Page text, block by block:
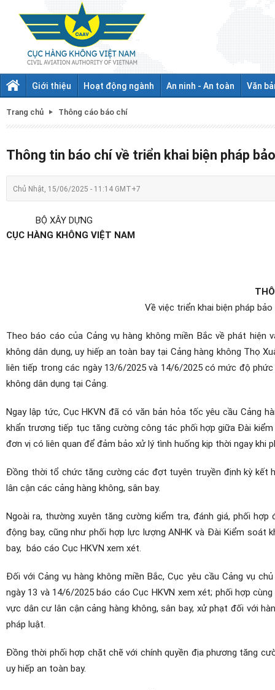
Giới thiệu Hoạt động ngành An ninh - An toàn Văn
Trang chủ Thông cáo báo chí
Thông tin báo chí về triển khai biện pháp
Chủ Nhật, 15/06/2025 - 11:14 GMT+7
BỘ XÂY DỰNG
CỤC HÀNG KHÔNG VIỆT NAM
Về việc triển khai biện pháp
Theo báo cáo của Cảng vụ hàng không miền Bắc về phát
không dân dụng, uy hiếp an toàn bay tại Cảng hàng không Thọ
liên tiếp trong các ngày 13/6/2025 và 14/6/2025 có mức độ
không dân dụng tại Cảng.
Ngay lập tức, Cục HKVN đã có văn bản hỏa tốc yêu cầu Cảng
khẩn trương tiếp tục tăng cường công tác phối hợp giữa Đài
đơn vị có liên quan để đảm bảo xử lý tình huống kịp thời ngay khi
Đồng thời tổ chức tăng cường các đợt tuyên truyền định kỳ kết
lân cận các cảng hàng không, sân bay.
Ngoài ra, thường xuyên tăng cường kiểm tra, đánh giá, phối
động bay, cũng như phối hợp lực lượng ANHK và Đài Kiểm
bay, báo cáo Cục HKVN xem xét.
Đối với Cảng vụ hàng không miền Bắc, Cục yêu cầu Cảng vụ
ngày 13 và 14/6/2025 báo cáo Cục HKVN xem xét; phối hợp
vực dân cư lân cận cảng hàng không, sân bay, xử phạt đối với
pháp luật.
Đồng thời phối hợp chặt chẽ với chính quyền địa phương tăng
uy hiếp an toàn bay.